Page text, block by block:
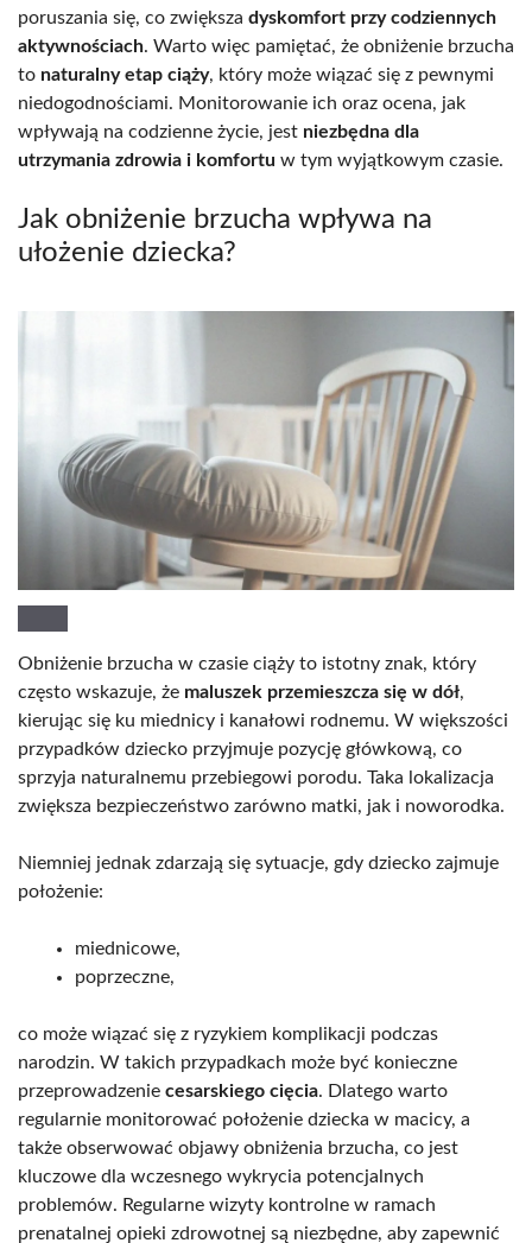
poruszania się, co zwiększa dyskomfort przy codziennych
aktywnościach. Warto więc pamiętać, że obniżenie brzucha
to naturalny etap ciąży, który może wiązać się z pewnymi
niedogodnościami. Monitorowanie ich oraz ocena, jak
wpływają na codzienne życie, jest niezbędna dla
utrzymania zdrowia i komfortu w tym wyjątkowym czasie.
Jak obniżenie brzucha wpływa na
ułożenie dziecka?
Obniżenie brzucha w czasie ciąży to istotny znak, który
często wskazuje, że maluszek przemieszcza się w dół,
kierując się ku miednicy i kanałowi rodnemu. W większości
przypadków dziecko przyjmuje pozycję główkową, co
sprzyja naturalnemu przebiegowi porodu. Taka lokalizacja
zwiększa bezpieczeństwo zarówno matki, jak i noworodka.
Niemniej jednak zdarzają się sytuacje, gdy dziecko zajmuje
położenie:
miednicowe,
poprzeczne,
co może wiązać się z ryzykiem komplikacji podczas
narodzin. W takich przypadkach może być konieczne
przeprowadzenie cesarskiego cięcia. Dlatego warto
regularnie monitorować położenie dziecka w macicy, a
także obserwować objawy obniżenia brzucha, co jest
kluczowe dla wczesnego wykrycia potencjalnych
problemów. Regularne wizyty kontrolne w ramach
prenatalnej opieki zdrowotnej są niezbędne, aby zapewnić